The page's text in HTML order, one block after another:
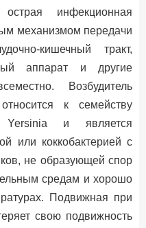
инфекционная
механизмом передачи
кишечный тракт,
аппарат и другие
Возбудитель
к семейству
Yersinia и является
или коккобактерией с
не образующей спор
средам и хорошо
Подвижная при
свою подвижность